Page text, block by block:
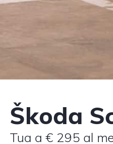
Škoda
Tua a € 295 al